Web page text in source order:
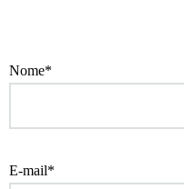
Nome*
E-mail*